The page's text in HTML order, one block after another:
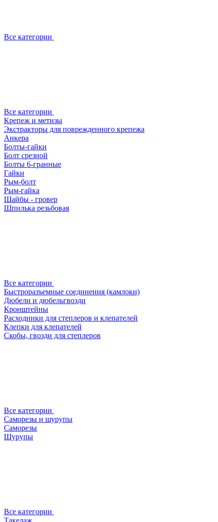
Все категории
Все категории
Крепеж и метизы
Экстракторы для поврежденного крепежа
Анкера
Болты-гайки
Болт срезной
Болты 6-гранные
Гайки
Рым-болт
Рым-гайка
Шайбы - гровер
Шпилька резьбовая
Все категории
Быстроразъемные соединения (камлоки)
Дюбели и дюбельгвозди
Кронштейны
Расходники для степлеров и клепателей
Клепки для клепателей
Скобы, гвозди для степлеров
Все категории
Саморезы и шурупы
Саморезы
Шурупы
Все категории
Такелаж